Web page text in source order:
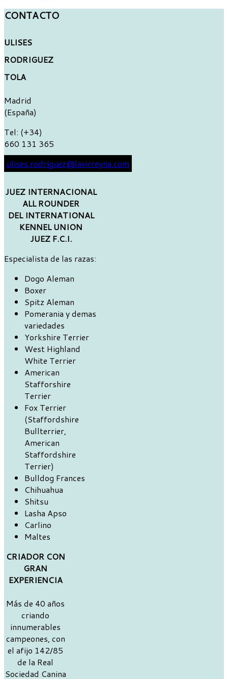
CONTACTO
ULISES
RODRIGUEZ
TOLA
Madrid
(España)
Tel: (+34)
660 131 365
ulises.rodriguez@lavirreyna.com
JUEZ INTERNACIONAL
ALL ROUNDER
DEL INTERNATIONAL
KENNEL UNION
JUEZ F.C.I.
Especialista de las razas:
Dogo Aleman
Boxer
Spitz Aleman
Pomerania y demas
variedades
Yorkshire Terrier
West Highland
White Terrier
American
Stafforshire
Terrier
Fox Terrier
(Staffordshire
Bullterrier,
American
Staffordshire
Terrier)
Bulldog Frances
Chihuahua
Shitsu
Lasha Apso
Carlino
Maltes
CRIADOR CON
GRAN
EXPERIENCIA
Más de 40 años
criando
innumerables
campeones, con
el afijo 142/85
de la Real
Sociedad Canina